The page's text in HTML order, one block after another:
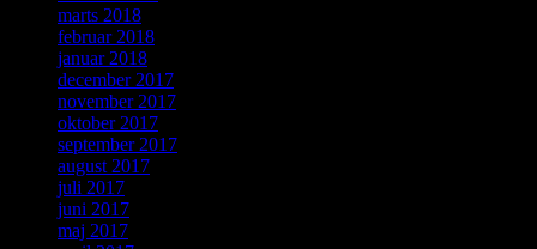
marts 2018
februar 2018
januar 2018
december 2017
november 2017
oktober 2017
september 2017
august 2017
juli 2017
juni 2017
maj 2017